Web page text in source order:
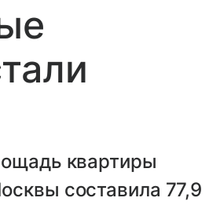
квартиры
составила 77,9